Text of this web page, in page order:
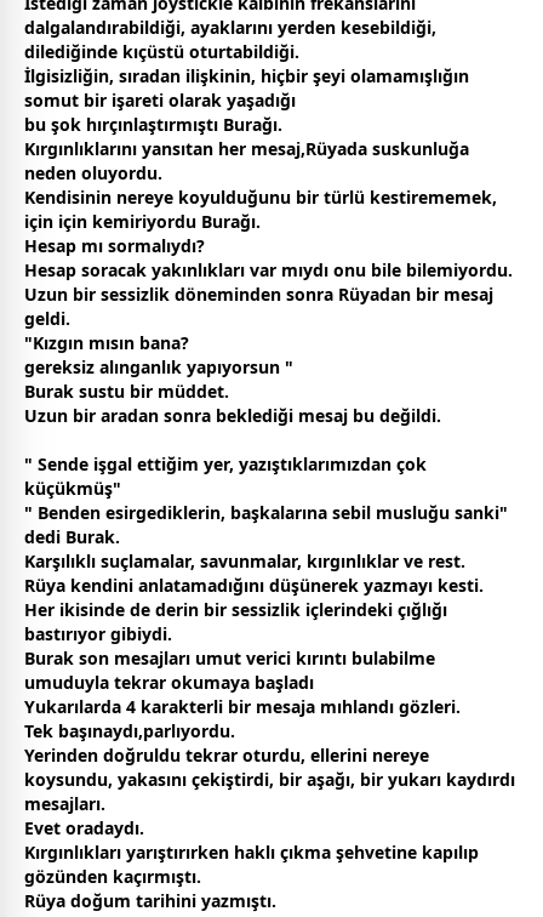
dalgalandırabildiği, ayaklarını yerden kesebildiği,
dilediğinde kıçüstü oturtabildiği.
İlgisizliğin, sıradan ilişkinin, hiçbir şeyi olamamışlığın
somut bir işareti olarak yaşadığı
bu şok hırçınlaştırmıştı Burağı.
Kırgınlıklarını yansıtan her mesaj,Rüyada suskunluğa
neden oluyordu.
Kendisinin nereye koyulduğunu bir türlü kestirememek,
için için kemiriyordu Burağı.
Hesap mı sormalıydı?
Hesap soracak yakınlıkları var mıydı onu bile bilemiyordu.
Uzun bir sessizlik döneminden sonra Rüyadan bir mesaj
geldi.
"Kızgın mısın bana?
gereksiz alınganlık yapıyorsun "
Burak sustu bir müddet.
Uzun bir aradan sonra beklediği mesaj bu değildi.
" Sende işgal ettiğim yer, yazıştıklarımızdan çok
küçükmüş"
" Benden esirgediklerin, başkalarına sebil musluğu sanki"
dedi Burak.
Karşılıklı suçlamalar, savunmalar, kırgınlıklar ve rest.
Rüya kendini anlatamadığını düşünerek yazmayı kesti.
Her ikisinde de derin bir sessizlik içlerindeki çığlığı
bastırıyor gibiydi.
Burak son mesajları umut verici kırıntı bulabilme
umuduyla tekrar okumaya başladı
Yukarılarda 4 karakterli bir mesaja mıhlandı gözleri.
Tek başınaydı,parlıyordu.
Yerinden doğruldu tekrar oturdu, ellerini nereye
koysundu, yakasını çekiştirdi, bir aşağı, bir yukarı kaydırdı
mesajları.
Evet oradaydı.
Kırgınlıkları yarıştırırken haklı çıkma şehvetine kapılıp
gözünden kaçırmıştı.
Rüya doğum tarihini yazmıştı.